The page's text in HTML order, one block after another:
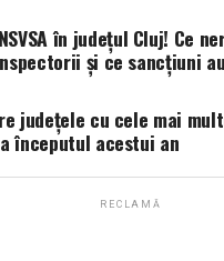
în județul Cluj! Ce
și ce sancțiuni
județele cu cele mai
începutul acestui an
RECLAMĂ